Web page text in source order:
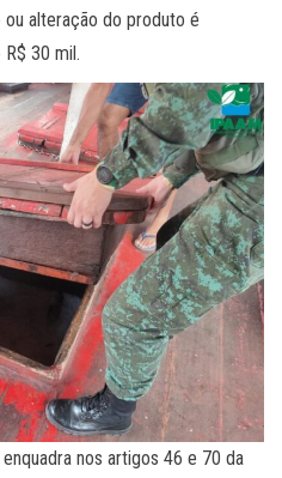
alteração do produto é
30 mil.
nos artigos 46 e 70 da